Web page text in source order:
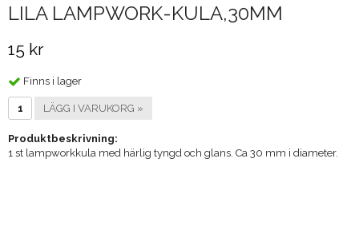
LILA LAMPWORK-KULA,30MM
15 kr
Finns i lager
LÄGG I VARUKORG »
Produktbeskrivning:
1 st lampworkkula med härlig tyngd och glans. Ca 30 mm i diameter.